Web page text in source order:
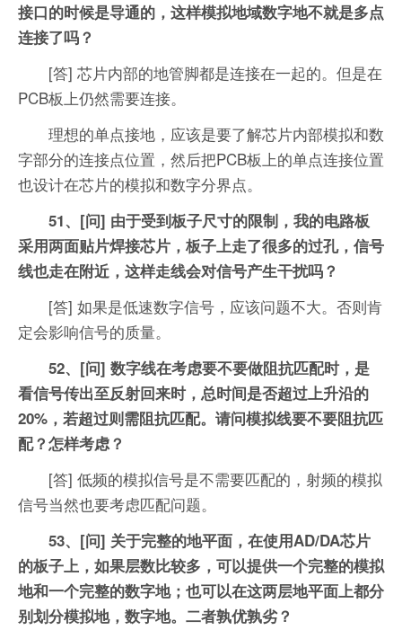
接口的时候是导通的，这样模拟地域数字地不就是多点
连接了吗？
[答] 芯片内部的地管脚都是连接在一起的。但是在
PCB板上仍然需要连接。
理想的单点接地，应该是要了解芯片内部模拟和数
字部分的连接点位置，然后把PCB板上的单点连接位置
也设计在芯片的模拟和数字分界点。
51、[问] 由于受到板子尺寸的限制，我的电路板
采用两面贴片焊接芯片，板子上走了很多的过孔，信号
线也走在附近，这样走线会对信号产生干扰吗？
[答] 如果是低速数字信号，应该问题不大。否则肯
定会影响信号的质量。
52、[问] 数字线在考虑要不要做阻抗匹配时，是
看信号传出至反射回来时，总时间是否超过上升沿的
20%，若超过则需阻抗匹配。请问模拟线要不要阻抗匹
配？怎样考虑？
[答] 低频的模拟信号是不需要匹配的，射频的模拟
信号当然也要考虑匹配问题。
53、[问] 关于完整的地平面，在使用AD/DA芯片
的板子上，如果层数比较多，可以提供一个完整的模拟
地和一个完整的数字地；也可以在这两层地平面上都分
别划分模拟地，数字地。二者孰优孰劣？